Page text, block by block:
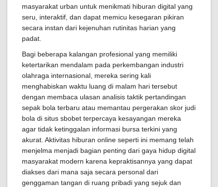
masyarakat urban untuk menikmati hiburan digital yang
seru, interaktif, dan dapat memicu kesegaran pikiran
secara instan dari kejenuhan rutinitas harian yang
padat.
Bagi beberapa kalangan profesional yang memiliki
ketertarikan mendalam pada perkembangan industri
olahraga internasional, mereka sering kali
menghabiskan waktu luang di malam hari tersebut
dengan membaca ulasan analisis taktik pertandingan
sepak bola terbaru atau memantau pergerakan skor judi
bola di situs sbobet terpercaya kesayangan mereka
agar tidak ketinggalan informasi bursa terkini yang
akurat. Aktivitas hiburan online seperti ini memang telah
menjelma menjadi bagian penting dari gaya hidup digital
masyarakat modern karena kepraktisannya yang dapat
diakses dari mana saja secara personal dari
genggaman tangan di ruang pribadi yang sejuk dan